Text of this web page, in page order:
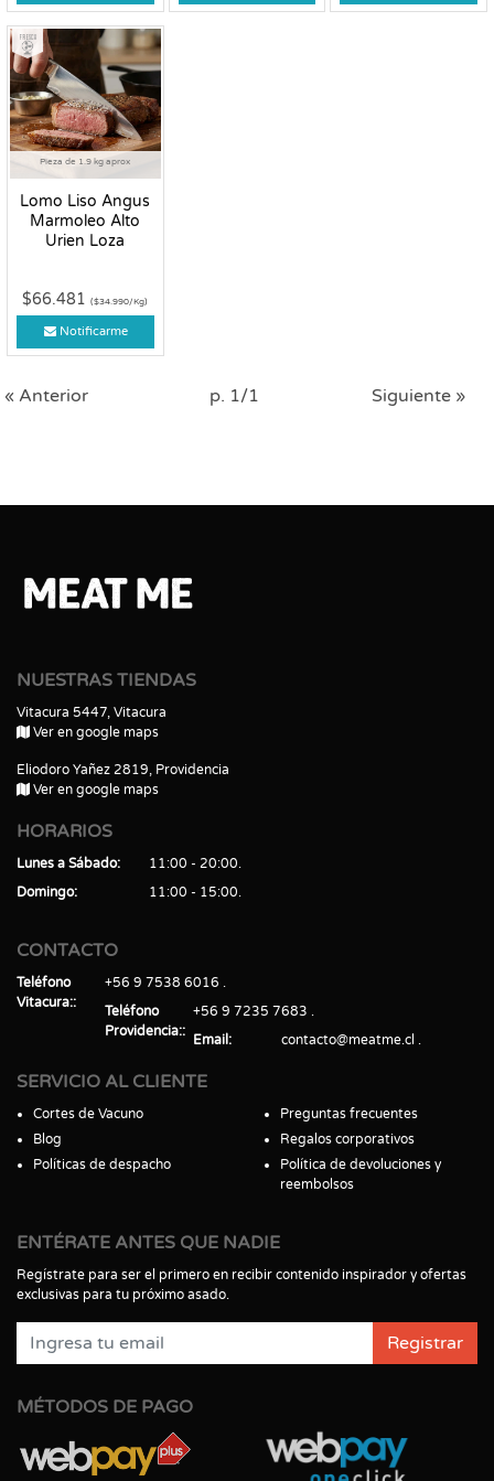
Pieza de 1.9 kg aprox
Lomo Liso Angus
Marmoleo Alto
Urien Loza
Fresco
$66.481($34.990/Kg)
Notificarme
« Anterior p. 1/1 Siguiente »
NUESTRAS TIENDAS
Vitacura 5447, Vitacura
Ver en google maps
Eliodoro Yañez 2819, Providencia
Ver en google maps
HORARIOS
Lunes a Sábado
11:00 - 20:00
Domingo
11:00 - 15:00
CONTACTO
Teléfono
Vitacura:
+56 9 7538 6016
Teléfono
Providencia:
+56 9 7235 7683
Email
contacto@meatme.cl
SERVICIO AL CLIENTE
Cortes de Vacuno
Blog
Políticas de despacho
Preguntas frecuentes
Regalos corporativos
Política de devoluciones y
reembolsos
ENTÉRATE ANTES QUE NADIE
Regístrate para ser el primero en recibir contenido inspirador y ofertas
exclusivas para tu próximo asado.
Registrar
MÉTODOS DE PAGO